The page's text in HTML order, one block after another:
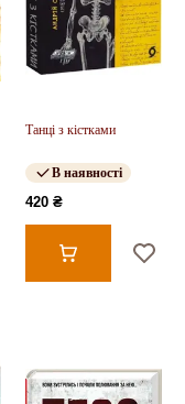
Танці з кістками
В наявності
420 ₴